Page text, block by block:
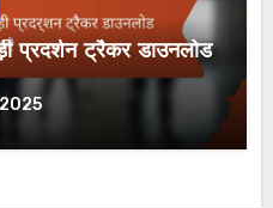
प्रदर्शन ट्रैकर डाउनलोड